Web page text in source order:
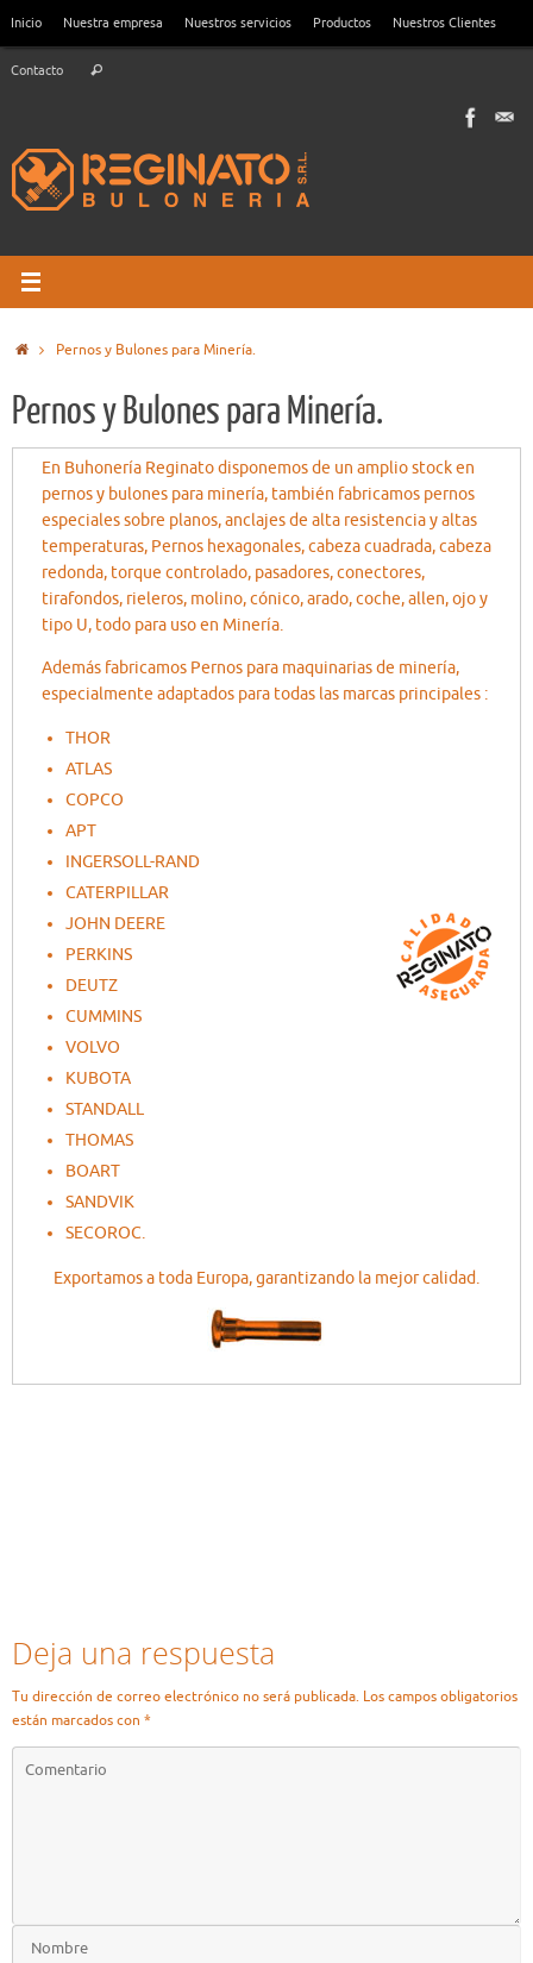
contenido
Inicio Nuestra empresa Nuestros servicios Productos Nuestros Clientes
Contacto Buscar
InicioPernos y Bulones para Minería.
Pernos y Bulones para Minería.
En Buhonería Reginato disponemos de un amplio stock en
pernos y bulones para minería, también fabricamos pernos
especiales sobre planos, anclajes de alta resistencia y altas
temperaturas, Pernos hexagonales, cabeza cuadrada, cabeza
redonda, torque controlado, pasadores, conectores,
tirafondos, rieleros, molino, cónico, arado, coche, allen, ojo y
tipo U, todo para uso en Minería.
Además fabricamos Pernos para maquinarias de minería,
especialmente adaptados para todas las marcas principales :
THOR
ATLAS
COPCO
APT
INGERSOLL-RAND
CATERPILLAR
JOHN DEERE
PERKINS
DEUTZ
CUMMINS
VOLVO
KUBOTA
STANDALL
THOMAS
BOART
SANDVIK
SECOROC.
Exportamos a toda Europa, garantizando la mejor calidad.
Deja una respuesta
Tu dirección de correo electrónico no será publicada. Los campos obligatorios
están marcados con *